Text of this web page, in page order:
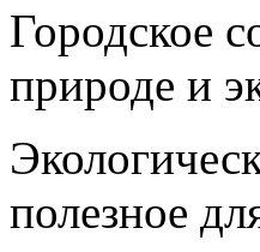
Городское
природе и
полезное